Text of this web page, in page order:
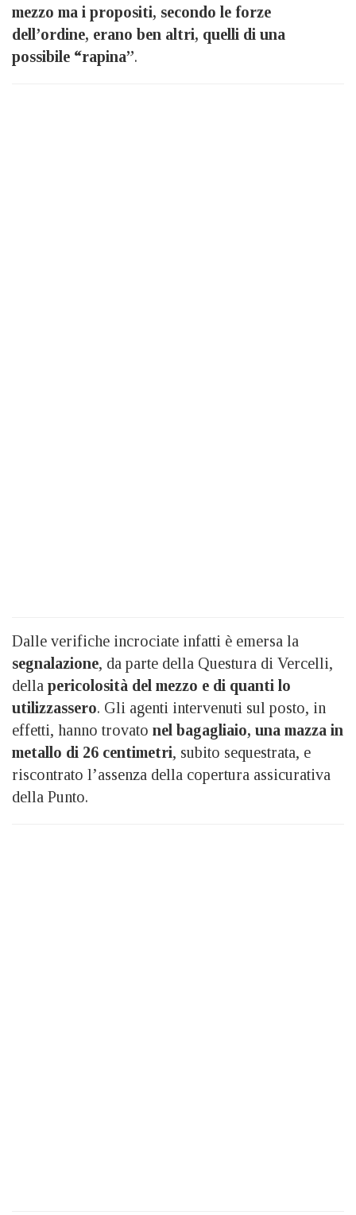
mezzo ma i propositi, secondo le forze
dell’ordine, erano ben altri, quelli di una
possibile “rapina”.
Dalle verifiche incrociate infatti è emersa la
segnalazione, da parte della Questura di Vercelli,
della pericolosità del mezzo e di quanti lo
utilizzassero. Gli agenti intervenuti sul posto, in
effetti, hanno trovato nel bagagliaio, una mazza in
metallo di 26 centimetri, subito sequestrata, e
riscontrato l’assenza della copertura assicurativa
della Punto.